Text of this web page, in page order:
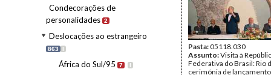
Condecorações de
personalidades 2
Deslocações ao estrangeiro
863 I
África do Sul/95 7 I
Pasta:05118.030
Assunto:Visita à
Federativa do Brasil: Rio
cerimónia de